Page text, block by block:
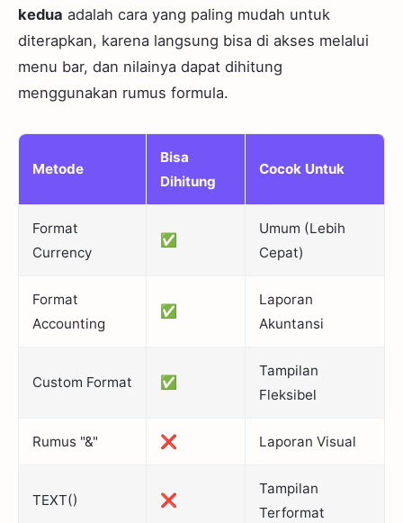
kedua adalah cara yang paling mudah untuk
diterapkan, karena langsung bisa di akses melalui
menu bar, dan nilainya dapat dihitung
menggunakan rumus formula.
Metode
Bisa
Dihitung
Cocok Untuk
Format
Currency
✅
Umum (Lebih
Cepat)
Format
Accounting
✅
Laporan
Akuntansi
Custom Format ✅
Tampilan
Fleksibel
Rumus "&" ❌ Laporan Visual
TEXT() ❌
Tampilan
Terformat